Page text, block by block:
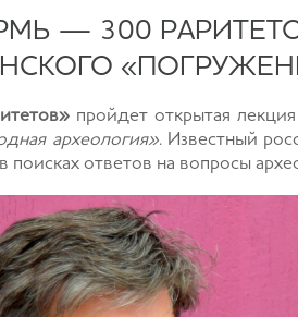
— 300
пройдет открытая
археология». Известный
поисках ответов на вопросы